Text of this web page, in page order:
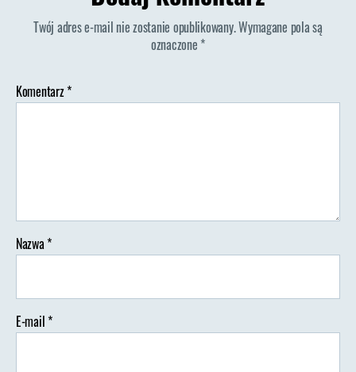
Twój adres e-mail nie zostanie opublikowany.Wymagane pola są
oznaczone *
Komentarz*
Nazwa*
E-mail*